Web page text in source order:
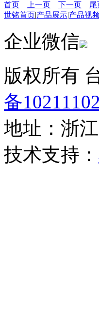
首页 上一页 下一页 尾
世铭首页|产品展示|产品视频
企业微信
版权所有
备
地址：浙
技术支持：